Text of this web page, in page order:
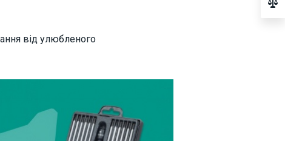
від улюбленого